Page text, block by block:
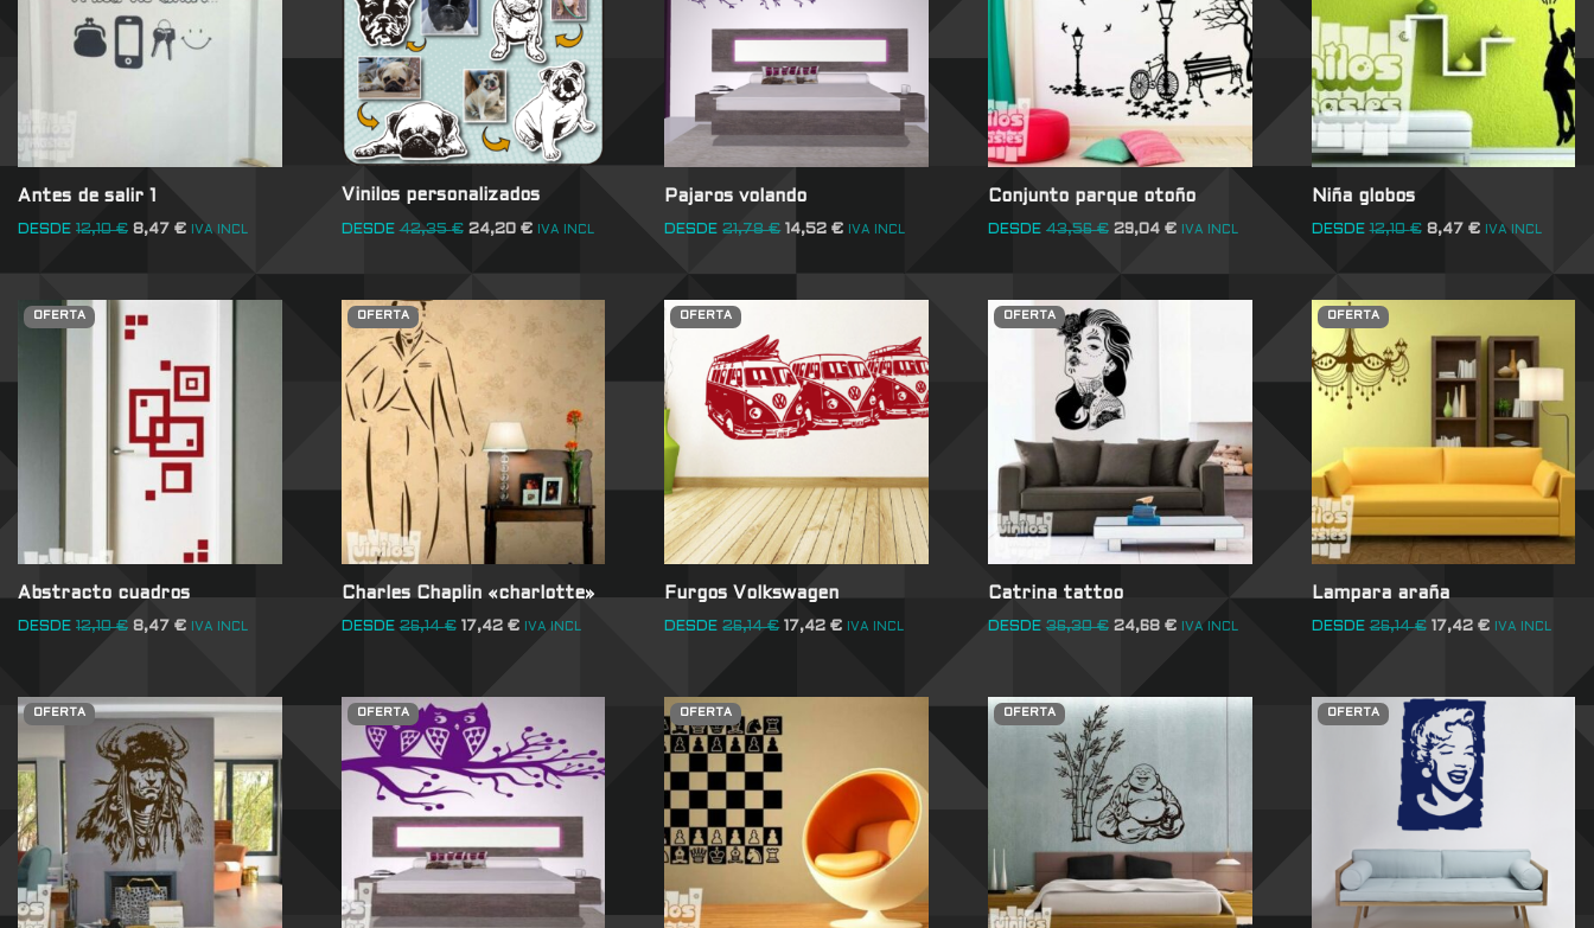
Antes de salir 1
DESDE 12,10€ 8,47 € IVA INCL
Vinilos personalizados
DESDE 42,35€ 24,20 € IVA INCL
Pajaros volando
DESDE 21,78€ 14,52€ IVA INCL
Conjunto parque otoño
DESDE 43,56€ 29,04 € IVA INCL
Niña globos
DESDE 12,10€ 8,47 € IVA INCL
OFERTA
Abstracto cuadros
DESDE 12,10€ 8,47 € IVA INCL
OFERTA
Charles Chaplin «charlotte»
DESDE 26,14€ 17,42 € IVA INCL
OFERTA
Furgos Volkswagen
DESDE 26,14€ 17,42€ IVA INCL
OFERTA
Catrina tattoo
DESDE 36,30€ 24,68 € IVA INCL
OFERTA
Lampara araña
DESDE 26,14€ 17,42 € IVA INCL
OFERTA OFERTA OFERTA OFERTA OFERTA